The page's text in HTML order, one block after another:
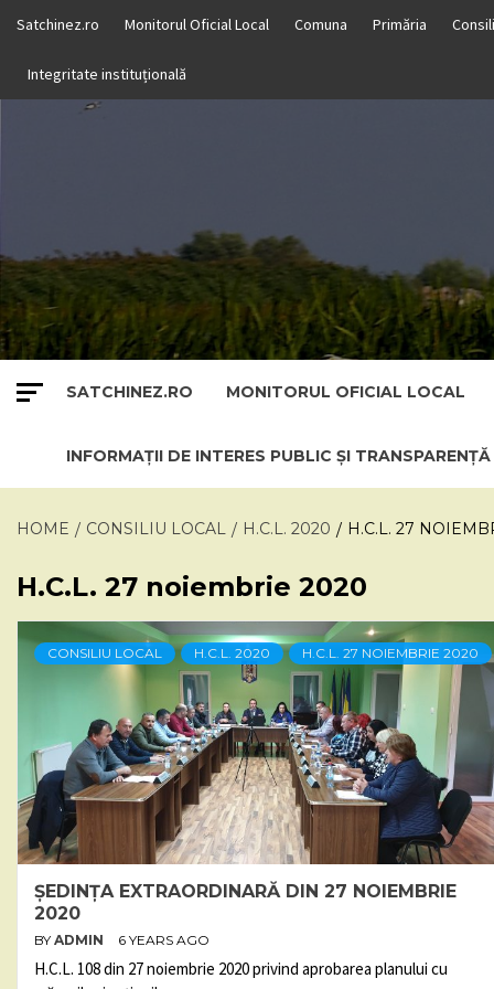
content
Satchinez.ro Monitorul Oficial Local Comuna Primăria
Integritate instituțională
SATCHINEZ.RO MONITORUL OFICIAL LOCAL
INFORMAȚII DE INTERES PUBLIC ȘI
HOME CONSILIU LOCAL H.C.L. 2020 H.C.L. 27
H.C.L. 27 noiembrie 2020
CONSILIU LOCAL H.C.L. 2020 H.C.L. 27 NOIEMBRIE 2020
ȘEDINȚA EXTRAORDINARĂ DIN 27 NOIEMBRIE
2020
BY ADMIN 6 YEARS AGO
H.C.L. 108 din 27 noiembrie 2020 privind aprobarea planului cu